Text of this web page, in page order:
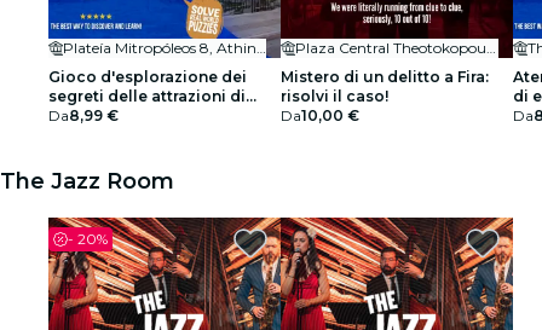
Gioco d'esplorazione dei
segreti delle attrazioni di
Atene
Da8,99 €
Mistero di un delitto a Fira:
risolvi il caso!
Da10,00 €
di
Da
The Jazz Room
- 20%